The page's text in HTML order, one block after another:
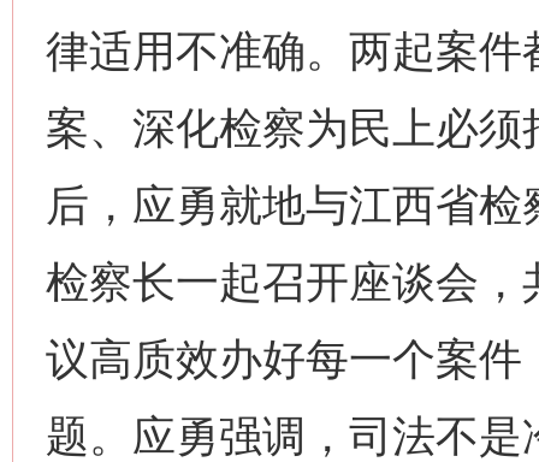
律适用不准确。两起案
案、深化检察为民上必须
后，应勇就地与江西省
检察长一起召开座谈会
议高质效办好每一个案
题。应勇强调，司法不